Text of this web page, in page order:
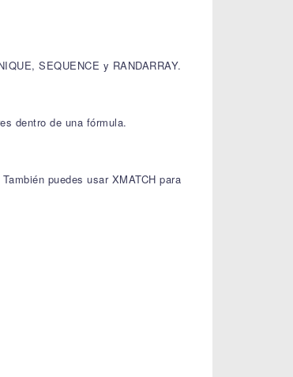
SEQUENCE y RANDARRAY.
dentro de una fórmula.
puedes usar XMATCH para